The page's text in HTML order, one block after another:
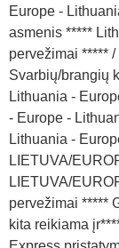
Europe -
asmenis *****
pervežimai *****
Svarbių/brangių
Lithuania -
- Europe -
Lithuania -
LIETUVA/
LIETUVA/
pervežimai *****
kita reikiama